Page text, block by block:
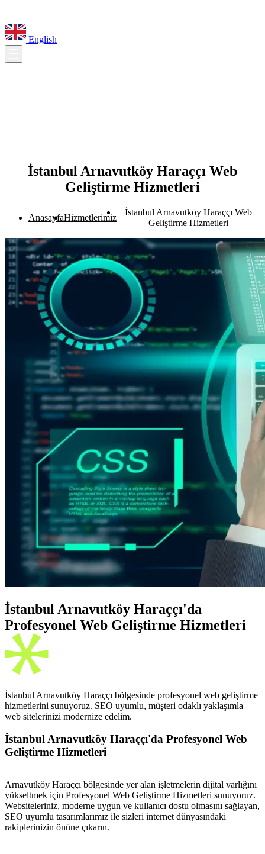
English
İstanbul Arnavutköy Haraççı Web
Geliştirme Hizmetleri
AnasayfaHizmetlerimiz
İstanbul Arnavutköy Haraççı Web
Geliştirme Hizmetleri
İstanbul Arnavutköy Haraççı'da
Profesyonel Web Geliştirme Hizmetleri
İstanbul Arnavutköy Haraççı bölgesinde profesyonel web geliştirme
hizmetlerini sunuyoruz. SEO uyumlu, müşteri odaklı yaklaşımla
web sitelerinizi modernize edelim.
İstanbul Arnavutköy Haraççı'da Profesyonel Web
Geliştirme Hizmetleri
Arnavutköy Haraççı bölgesinde yer alan işletmelerin dijital varlığını
yükseltmek için Profesyonel Web Geliştirme Hizmetleri sunuyoruz.
Websiteleriniz, moderne uygun ve kullanıcı dostu olmasını sağlayan,
SEO uyumlu tasarımlarımız ile sizleri internet dünyasındaki
rakiplerinizin önüne çıkarın.